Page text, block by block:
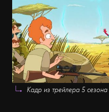
Кадр из трейлера 5 сезона